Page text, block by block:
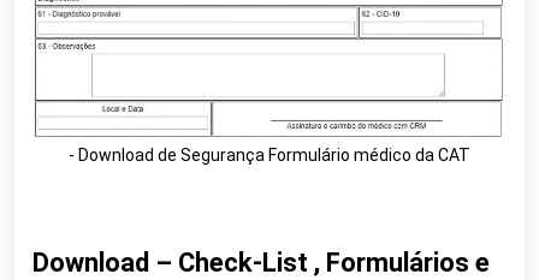
- Download de Segurança Formulário médico da CAT
Download – Check-List , Formulários e